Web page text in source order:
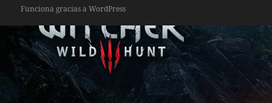
Funciona gracias a WordPress